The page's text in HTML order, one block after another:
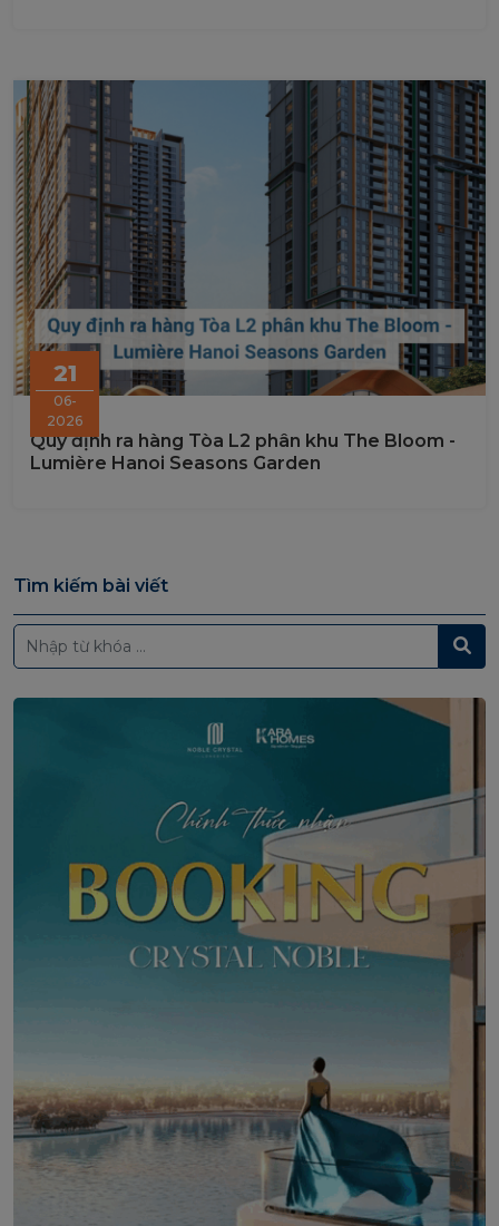
21
06-
2026
Quy định ra hàng Tòa L2 phân khu The Bloom -
Lumière Hanoi Seasons Garden
Tìm kiếm bài viết